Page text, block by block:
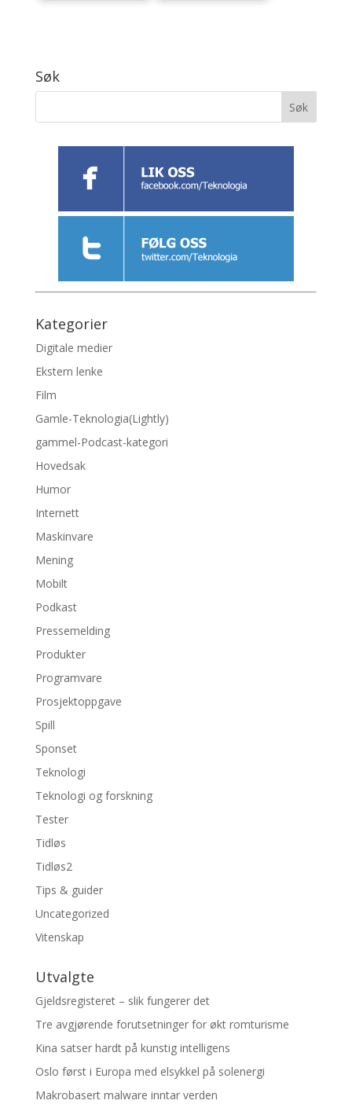
Søk
Kategorier
Digitale medier
Ekstern lenke
Film
Gamle-Teknologia(Lightly)
gammel-Podcast-kategori
Hovedsak
Humor
Internett
Maskinvare
Mening
Mobilt
Podkast
Pressemelding
Produkter
Programvare
Prosjektoppgave
Spill
Sponset
Teknologi
Teknologi og forskning
Tester
Tidløs
Tidløs2
Tips & guider
Uncategorized
Vitenskap
Utvalgte
Gjeldsregisteret – slik fungerer det
Tre avgjørende forutsetninger for økt romturisme
Kina satser hardt på kunstig intelligens
Oslo først i Europa med elsykkel på solenergi
Makrobasert malware inntar verden